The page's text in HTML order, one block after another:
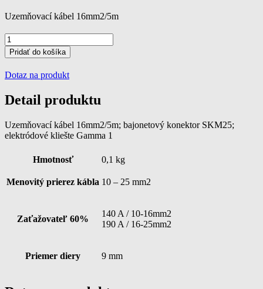
bola:
je:
Uzemňovací kábel 16mm2/5m
množstvo
Uzemňovací
kábel
16mm2/5m
Pridať do košíka
Dotaz na produkt
Detail produktu
Uzemňovací kábel 16mm2/5m; bajonetový konektor SKM25;
elektródové kliešte Gamma 1
Hmotnosť 0,1 kg
Menovitý prierez kábla 10 – 25 mm2
Zaťažovateľ 60%
140 A / 10-16mm2
190 A / 16-25mm2
Priemer diery 9 mm